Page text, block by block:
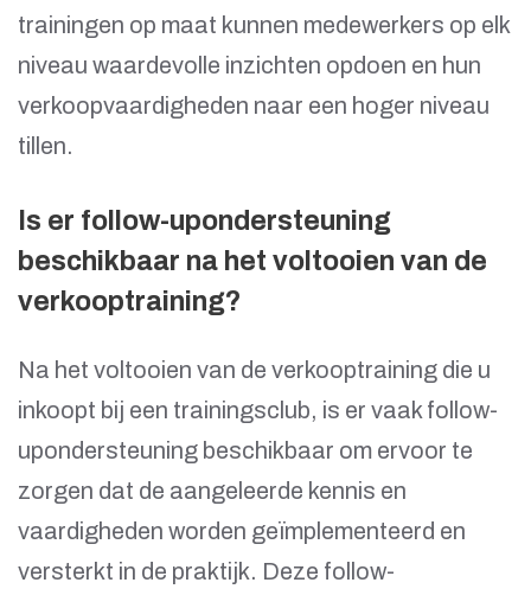
trainingen op maat kunnen medewerkers op elk
niveau waardevolle inzichten opdoen en hun
verkoopvaardigheden naar een hoger niveau
tillen.
Is er follow-upondersteuning
beschikbaar na het voltooien van de
verkooptraining?
Na het voltooien van de verkooptraining die u
inkoopt bij een trainingsclub, is er vaak follow-
upondersteuning beschikbaar om ervoor te
zorgen dat de aangeleerde kennis en
vaardigheden worden geïmplementeerd en
versterkt in de praktijk. Deze follow-